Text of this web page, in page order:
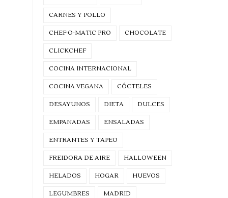
CARNES Y POLLO
CHEF-O-MATIC PRO CHOCOLATE
CLICKCHEF
COCINA INTERNACIONAL
COCINA VEGANA CÓCTELES
DESAYUNOS DIETA DULCES
EMPANADAS ENSALADAS
ENTRANTES Y TAPEO
FREIDORA DE AIRE HALLOWEEN
HELADOS HOGAR HUEVOS
LEGUMBRES MADRID